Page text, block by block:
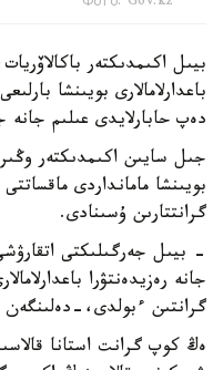
بيىل اكىمدىكتەر
دەپ حابارلايدى عىلىم جانە
جىل سايىن اكىمدىكتەر
بويىنشا مامانداردى
گرانتتارىن ۇسىنادى.
- بيىل جەرگىلىكتى اتقارۋشى
گرانتىن ءبولدى،-دەلىنگەن